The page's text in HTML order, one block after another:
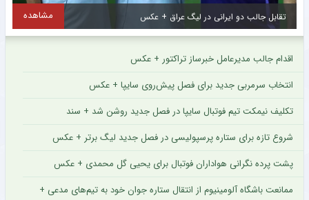
مشاهده
اقدام جالب مدیرعامل خبرساز تراکتور + عکس
انتخاب سرمربی جدید برای فصل پیش‌روی سایپا + عکس
تکلیف نیمکت تیم فوتبال سایپا در فصل جدید روشن شد + سند
شروع تازه برای ستاره پرسپولیسی در فصل جدید لیگ برتر + عکس
پشت پرده نگرانی هواداران فوتبال برای یحیی گل محمدی + عکس
ممانعت باشگاه آلومینیوم از انتقال ستاره جوان خود به تیم‌های مدعی +